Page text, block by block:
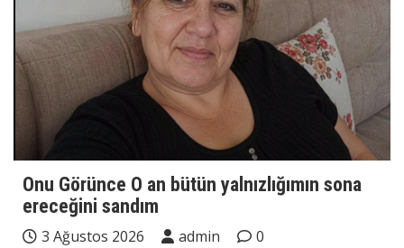
Onu Görünce O an bütün yalnızlığımın sona
ereceğini sandım
3 Ağustos 2026 admin
0